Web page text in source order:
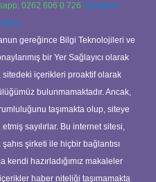
0262 606 0 726 Telegram:
gereğince Bilgi Teknolojileri ve
bir Yer Sağlayıcı olarak
sitedeki içerikleri proaktif olarak
bulunmamaktadır. Ancak,
taşımakta olup, siteye
sayılırlar. Bu internet sitesi,
şirketi ile hiçbir bağlantısı
kendi hazırladığımız makaleler
haber niteliği taşımamakta